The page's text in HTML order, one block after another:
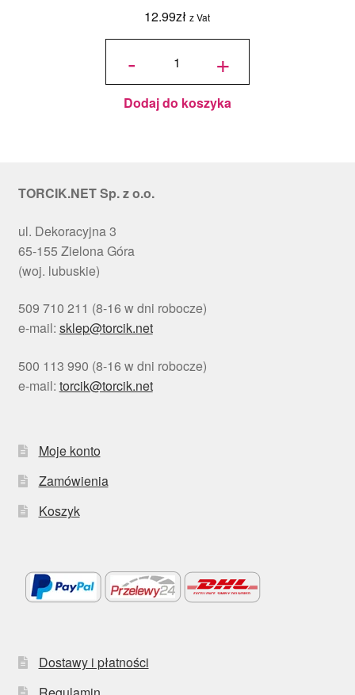
12.99zł z Vat
-
ilość
okrągły
Choinki
Ø 30
cm, h 1
cm - PC
+
Dodaj do koszyka
TORCIK.NET Sp. z o.o.
ul. Dekoracyjna 3
65-155 Zielona Góra
(woj. lubuskie)
509 710 211 (8-16 w dni robocze)
e-mail: sklep@torcik.net
500 113 990 (8-16 w dni robocze)
e-mail: torcik@torcik.net
Moje konto
Zamówienia
Koszyk
Dostawy i płatności